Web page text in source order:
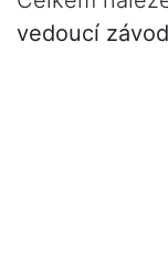
vedoucí